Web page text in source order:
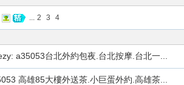
... 2 3 4
a35053台北外約包夜.台北按摩.台北一...
高雄85大樓外送茶.小巨蛋外約.高雄茶...